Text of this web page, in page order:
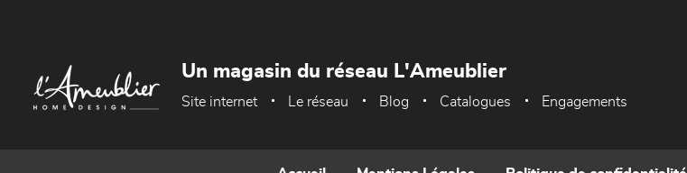
Un magasin du réseau L'Ameublier
Site internet Le réseau Blog Catalogues Engagements